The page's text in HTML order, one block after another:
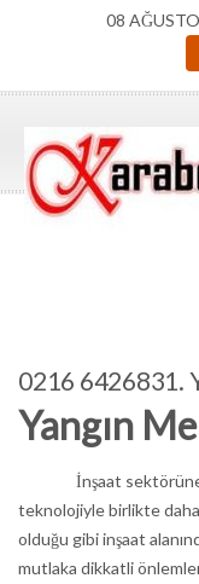
08
0216 6426831.
Yangın
İnşaat sektörüne
teknolojiyle birlikte
olduğu gibi inşaat
mutlaka dikkatli